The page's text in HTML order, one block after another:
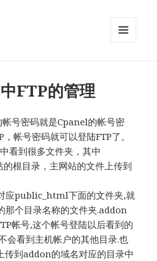
FTP的管理
号密码就是Cpanel的帐号密
帐号密码就可以登陆FTP了。
看到很多文件夹，其中
根目录，主网站的文件上传到
应public_html下面的文件夹,就
那个目录名称的文件夹.addon
帐号,这个帐号登陆以后看到的
会看到主机帐户的其他目录.也
传到addon的域名对应的目录中